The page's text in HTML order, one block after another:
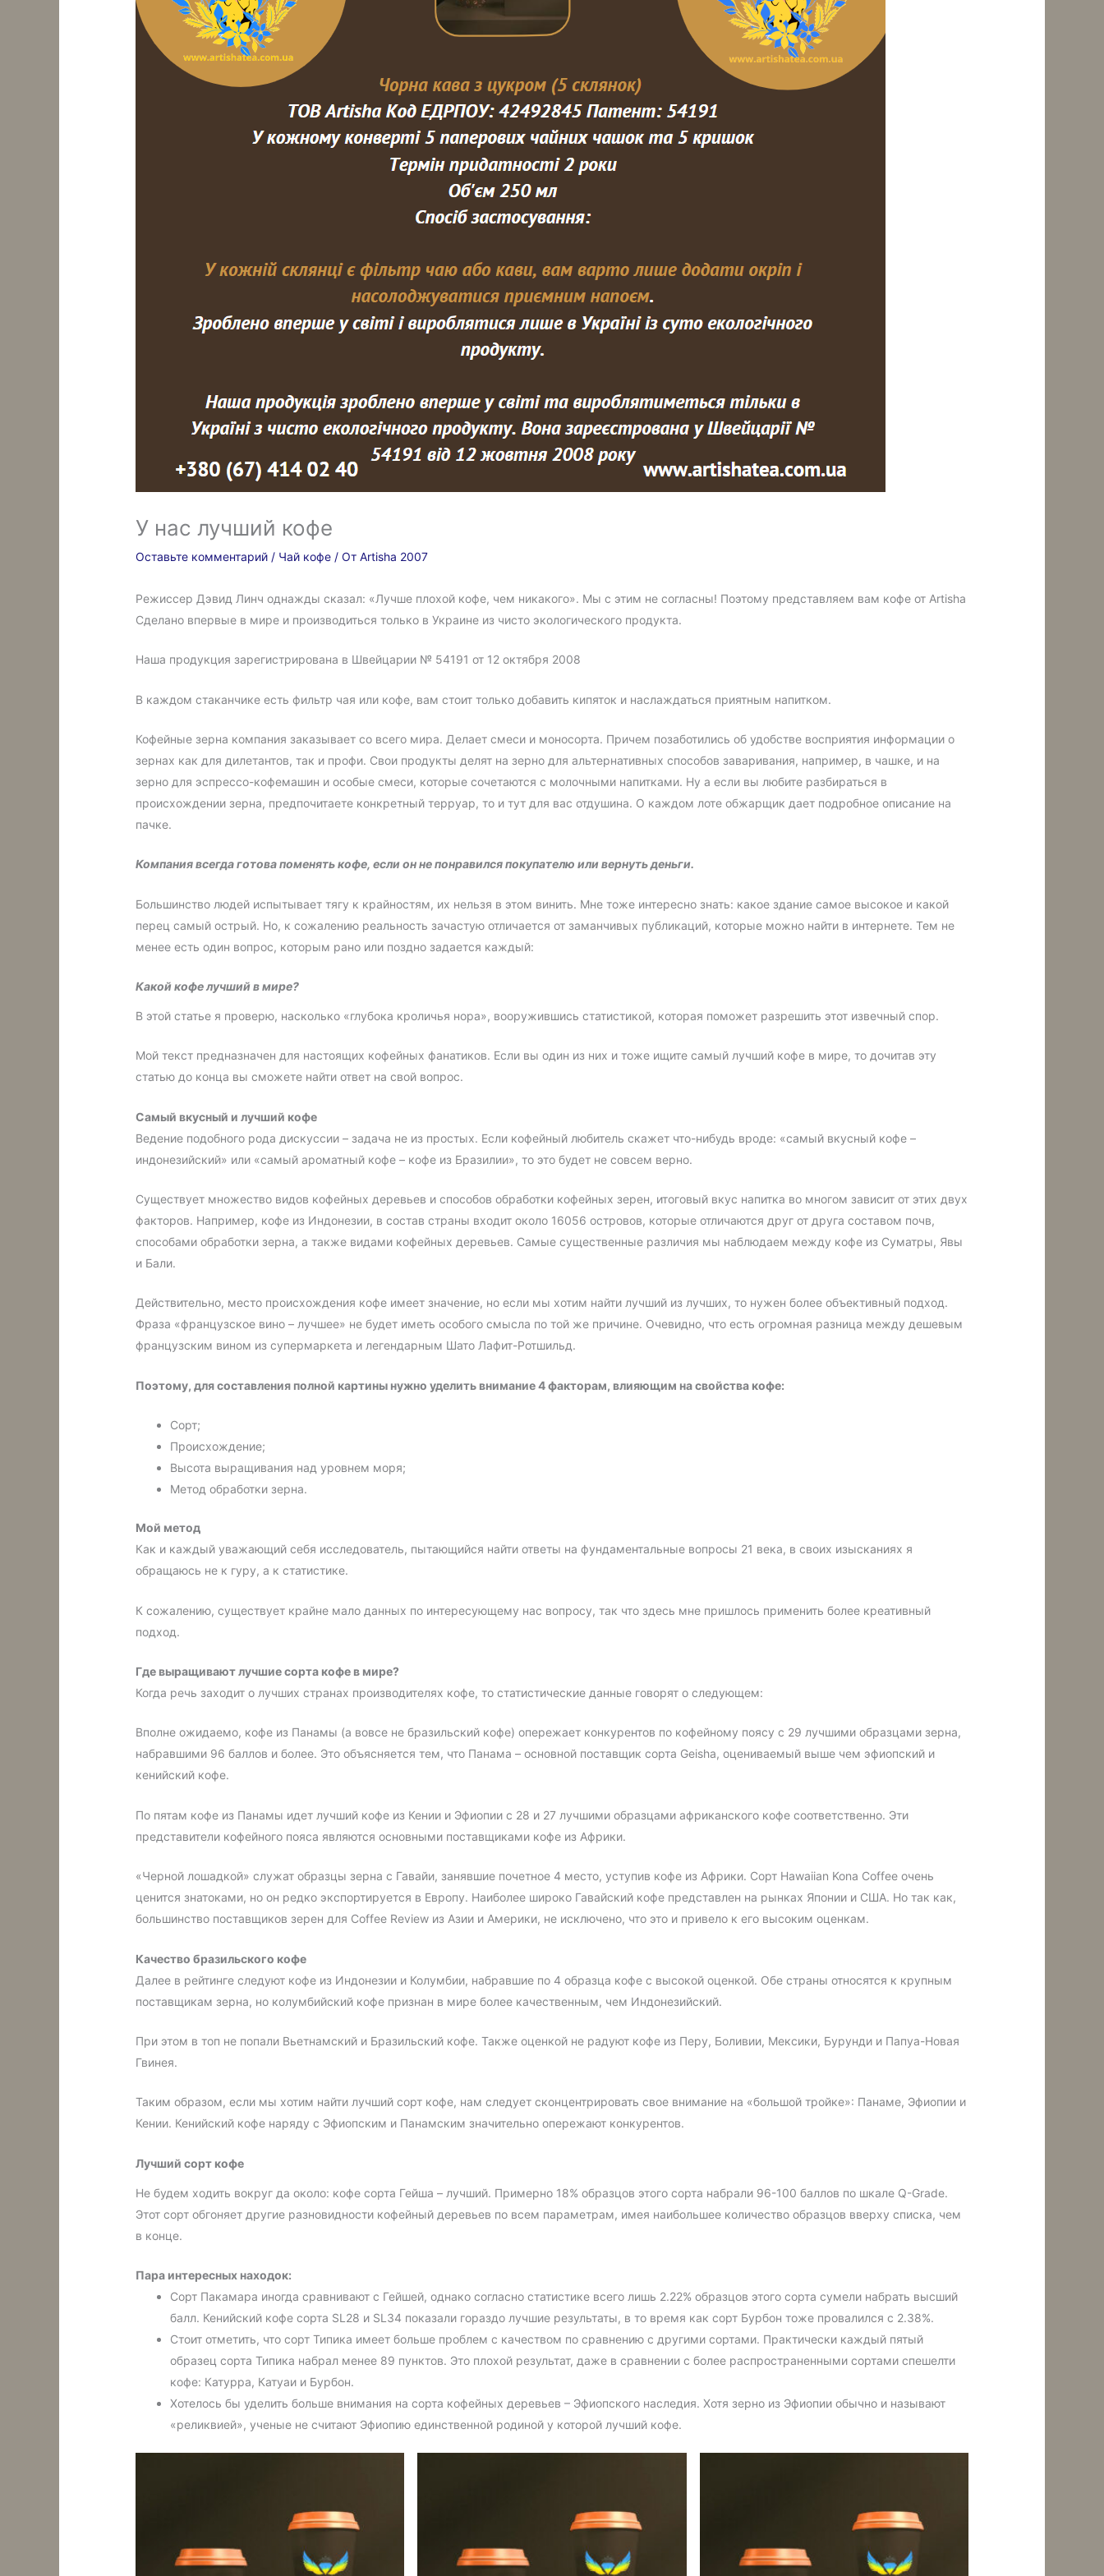
У нас лучший кофе
Оставьте комментарий / Чай кофе / ОтArtisha 2007
Режиссер Дэвид Линч однажды сказал: «Лучше плохой кофе, чем никакого». Мы с этим не согласны! Поэтому представляем вам кофе от Artisha
Сделано впервые в мире и производиться только в Украине из чисто экологического продукта.
Наша продукция зарегистрирована в Швейцарии № 54191 от 12 октября 2008
В каждом стаканчике есть фильтр чая или кофе, вам стоит только добавить кипяток и наслаждаться приятным напитком.
Кофейные зерна компания заказывает со всего мира. Делает смеси и моносорта. Причем позаботились об удобстве восприятия информации о
зернах как для дилетантов, так и профи. Свои продукты делят на зерно для альтернативных способов заваривания, например, в чашке, и на
зерно для эспрессо-кофемашин и особые смеси, которые сочетаются с молочными напитками. Ну а если вы любите разбираться в
происхождении зерна, предпочитаете конкретный терруар, то и тут для вас отдушина. О каждом лоте обжарщик дает подробное описание на
пачке.
Компания всегда готова поменять кофе, если он не понравился покупателю или вернуть деньги.
Большинство людей испытывает тягу к крайностям, их нельзя в этом винить. Мне тоже интересно знать: какое здание самое высокое и какой
перец самый острый. Но, к сожалению реальность зачастую отличается от заманчивых публикаций, которые можно найти в интернете. Тем не
менее есть один вопрос, которым рано или поздно задается каждый:
Какой кофе лучший в мире?
В этой статье я проверю, насколько «глубока кроличья нора», вооружившись статистикой, которая поможет разрешить этот извечный спор.
Мой текст предназначен для настоящих кофейных фанатиков. Если вы один из них и тоже ищите самый лучший кофе в мире, то дочитав эту
статью до конца вы сможете найти ответ на свой вопрос.
Самый вкусный и лучший кофе
Ведение подобного рода дискуссии – задача не из простых. Если кофейный любитель скажет что-нибудь вроде: «самый вкусный кофе –
индонезийский» или «самый ароматный кофе – кофе из Бразилии», то это будет не совсем верно.
Существует множество видов кофейных деревьев и способов обработки кофейных зерен, итоговый вкус напитка во многом зависит от этих двух
факторов. Например, кофе из Индонезии, в состав страны входит около 16056 островов, которые отличаются друг от друга составом почв,
способами обработки зерна, а также видами кофейных деревьев. Самые существенные различия мы наблюдаем между кофе из Суматры, Явы
и Бали.
Действительно, место происхождения кофе имеет значение, но если мы хотим найти лучший из лучших, то нужен более объективный подход.
Фраза «французское вино – лучшее» не будет иметь особого смысла по той же причине. Очевидно, что есть огромная разница между дешевым
французским вином из супермаркета и легендарным Шато Лафит-Ротшильд.
Поэтому, для составления полной картины нужно уделить внимание 4 факторам, влияющим на свойства кофе:
Сорт;
Происхождение;
Высота выращивания над уровнем моря;
Метод обработки зерна.
Мой метод
Как и каждый уважающий себя исследователь, пытающийся найти ответы на фундаментальные вопросы 21 века, в своих изысканиях я
обращаюсь не к гуру, а к статистике.
К сожалению, существует крайне мало данных по интересующему нас вопросу, так что здесь мне пришлось применить более креативный
подход.
Где выращивают лучшие сорта кофе в мире?
Когда речь заходит о лучших странах производителях кофе, то статистические данные говорят о следующем:
Вполне ожидаемо, кофе из Панамы (а вовсе не бразильский кофе) опережает конкурентов по кофейному поясу с 29 лучшими образцами зерна,
набравшими 96 баллов и более. Это объясняется тем, что Панама – основной поставщик сорта Geisha, оцениваемый выше чем эфиопский и
кенийский кофе.
По пятам кофе из Панамы идет лучший кофе из Кении и Эфиопии с 28 и 27 лучшими образцами африканского кофе соответственно. Эти
представители кофейного пояса являются основными поставщиками кофе из Африки.
«Черной лошадкой» служат образцы зерна с Гавайи, занявшие почетное 4 место, уступив кофе из Африки. Сорт Hawaiian Kona Coffee‎ очень
ценится знатоками, но он редко экспортируется в Европу. Наиболее широко Гавайский кофе представлен на рынках Японии и США. Но так как,
большинство поставщиков зерен для Coffee Review из Азии и Америки, не исключено, что это и привело к его высоким оценкам.
Качество бразильского кофе
Далее в рейтинге следуют кофе из Индонезии и Колумбии, набравшие по 4 образца кофе с высокой оценкой. Обе страны относятся к крупным
поставщикам зерна, но колумбийский кофе признан в мире более качественным, чем Индонезийский.
При этом в топ не попали Вьетнамский и Бразильский кофе. Также оценкой не радуют кофе из Перу, Боливии, Мексики, Бурунди и Папуа-Новая
Гвинея.
Таким образом, если мы хотим найти лучший сорт кофе, нам следует сконцентрировать свое внимание на «большой тройке»: Панаме, Эфиопии и
Кении. Кенийский кофе наряду с Эфиопским и Панамским значительно опережают конкурентов.
Лучший сорт кофе
Не будем ходить вокруг да около: кофе сорта Гейша – лучший. Примерно 18% образцов этого сорта набрали 96-100 баллов по шкале Q-Grade.
Этот сорт обгоняет другие разновидности кофейный деревьев по всем параметрам, имея наибольшее количество образцов вверху списка, чем
в конце.
Пара интересных находок:
Сорт Пакамара иногда сравнивают с Гейшей, однако согласно статистике всего лишь 2.22% образцов этого сорта сумели набрать высший
балл. Кенийский кофе сорта SL28 и SL34 показали гораздо лучшие результаты, в то время как сорт Бурбон тоже провалился с 2.38%.
Стоит отметить, что сорт Типика имеет больше проблем с качеством по сравнению с другими сортами. Практически каждый пятый
образец сорта Типика набрал менее 89 пунктов. Это плохой результат, даже в сравнении с более распространенными сортами спешелти
кофе: Катурра, Катуаи и Бурбон.
Хотелось бы уделить больше внимания на сорта кофейных деревьев – Эфиопского наследия. Хотя зерно из Эфиопии обычно и называют
«реликвией», ученые не считают Эфиопию единственной родиной у которой лучший кофе.